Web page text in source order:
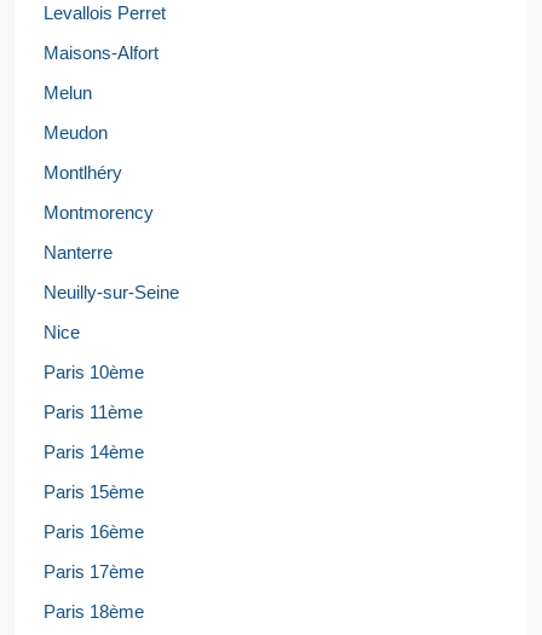
Levallois Perret
Maisons-Alfort
Melun
Meudon
Montlhéry
Montmorency
Nanterre
Neuilly-sur-Seine
Nice
Paris 10ème
Paris 11ème
Paris 14ème
Paris 15ème
Paris 16ème
Paris 17ème
Paris 18ème